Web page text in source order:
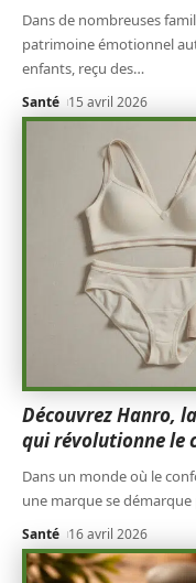
Dans de nombreuses
patrimoine émotionnel
enfants, reçu des…
Santé 15 avril 2026
Découvrez Hanro,
qui révolutionne le
Dans un monde où le
une marque se
Santé 16 avril 2026